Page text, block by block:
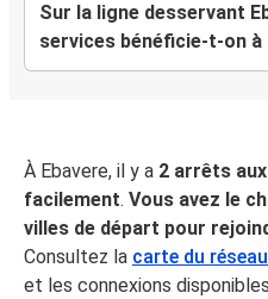
Sur la ligne desservant
services bénéficie-t-on
À Ebavere, il y a 2 arrêts
facilement. Vous avez le
villes de départ pour
Consultez la carte du
et les connexions